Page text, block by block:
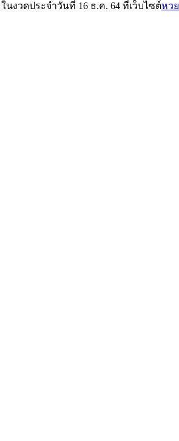
งวดประจำวันที่ 16 ธ.ค. 64 ที่เว็บไซต์หวย